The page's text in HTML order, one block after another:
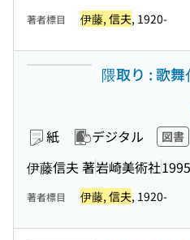
著者標目 伊藤, 信夫, 1920-
隈取り : 歌
紙 デジタル 図書
伊藤信夫 著岩崎美術社
著者標目 伊藤, 信夫, 1920-